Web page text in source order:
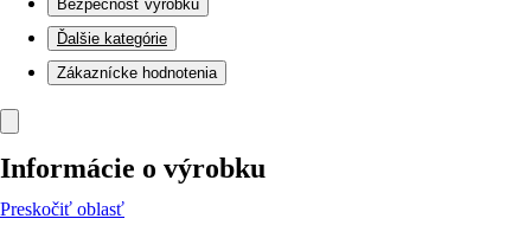
Bezpečnosť výrobku
Ďalšie kategórie
Zákaznícke hodnotenia
Informácie o výrobku
Preskočiť oblasť